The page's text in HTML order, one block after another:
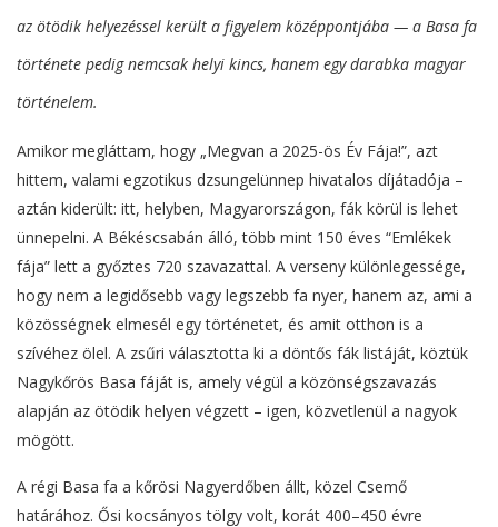
az ötödik helyezéssel került a figyelem középpontjába — a Basa fa
története pedig nemcsak helyi kincs, hanem egy darabka magyar
történelem.
Amikor megláttam, hogy „Megvan a 2025-ös Év Fája!”, azt
hittem, valami egzotikus dzsungelünnep hivatalos díjátadója –
aztán kiderült: itt, helyben, Magyarországon, fák körül is lehet
ünnepelni. A Békéscsabán álló, több mint 150 éves “Emlékek
fája” lett a győztes 720 szavazattal. A verseny különlegessége,
hogy nem a legidősebb vagy legszebb fa nyer, hanem az, ami a
közösségnek elmesél egy történetet, és amit otthon is a
szívéhez ölel. A zsűri választotta ki a döntős fák listáját, köztük
Nagykőrös Basa fáját is, amely végül a közönségszavazás
alapján az ötödik helyen végzett – igen, közvetlenül a nagyok
mögött.
A régi Basa fa a kőrösi Nagyerdőben állt, közel Csemő
határához. Ősi kocsányos tölgy volt, korát 400–450 évre